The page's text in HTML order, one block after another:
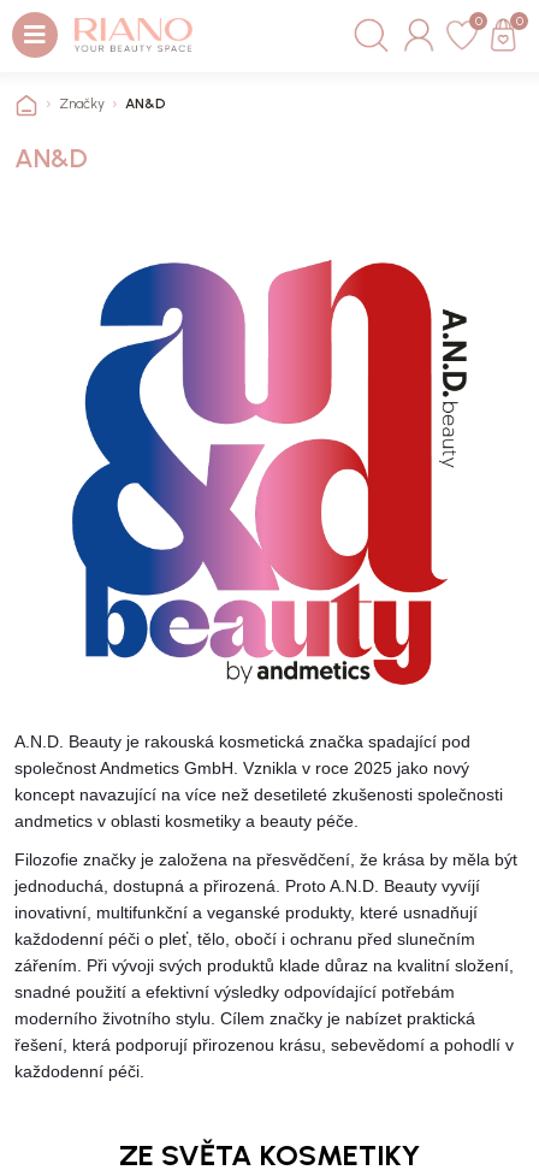
0 0
Značky AN&D
AN&D
A.N.D. Beauty je rakouská kosmetická značka spadající pod
společnost Andmetics GmbH. Vznikla v roce 2025 jako nový
koncept navazující na více než desetileté zkušenosti společnosti
andmetics v oblasti kosmetiky a beauty péče.
Filozofie značky je založena na přesvědčení, že krása by měla být
jednoduchá, dostupná a přirozená. Proto A.N.D. Beauty vyvíjí
inovativní, multifunkční a veganské produkty, které usnadňují
každodenní péči o pleť, tělo, obočí i ochranu před slunečním
zářením. Při vývoji svých produktů klade důraz na kvalitní složení,
snadné použití a efektivní výsledky odpovídající potřebám
moderního životního stylu. Cílem značky je nabízet praktická
řešení, která podporují přirozenou krásu, sebevědomí a pohodlí v
každodenní péči.
ZE SVĚTA KOSMETIKY